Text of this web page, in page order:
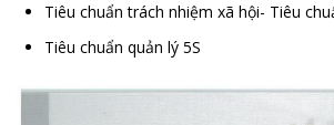
Tiêu chuẩn trách nhiệm xã hội- Tiêu
Tiêu chuẩn quản lý 5S